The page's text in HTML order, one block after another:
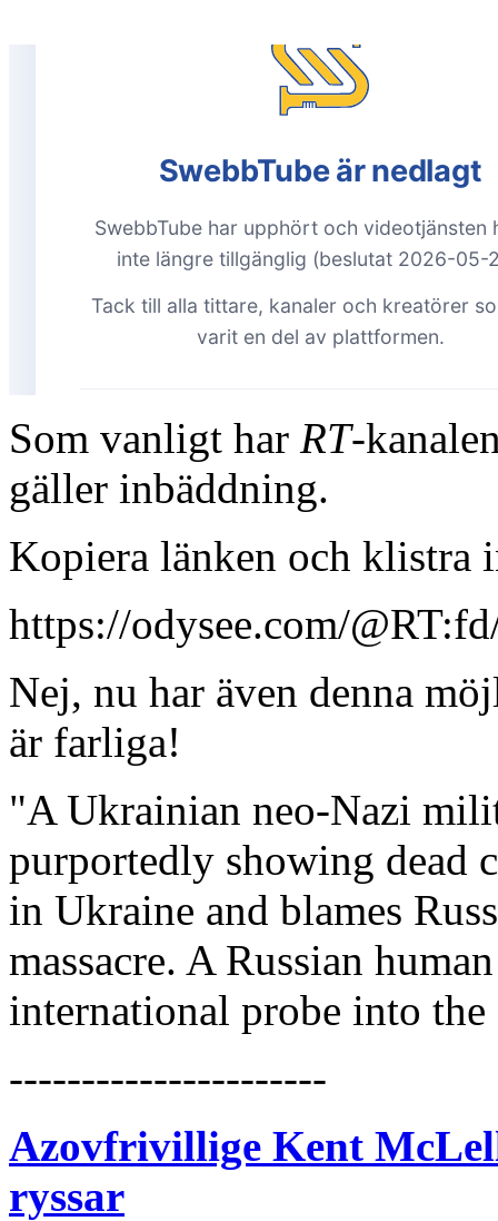
Som vanligt har RT-
gäller inbäddning.
Kopiera länken och klistra
https://odysee.com/
Nej, nu har även denna
är farliga!
"A Ukrainian neo-Nazi
purportedly showing dead
in Ukraine and blames
massacre. A Russian
international probe into
----------------------
Azovfrivillige Kent
ryssar